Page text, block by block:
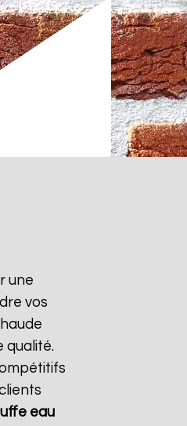
une
vos
qualité.
eau